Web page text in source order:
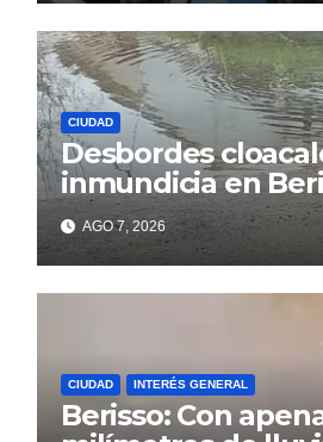
CIUDAD
Desbordes
inmundicia en
colapso de la red
14AGO 7, 2026
CIUDAD INTERÉS GENERAL
Berisso: Con